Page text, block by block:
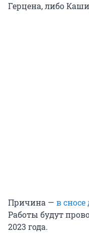
Герцена, либо
Причина — в сносе
Работы будут
2023 года.